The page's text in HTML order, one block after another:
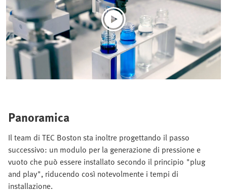
Panoramica
Il team di TEC Boston sta inoltre progettando il passo
successivo: un modulo per la generazione di pressione e
vuoto che può essere installato secondo il principio "plug
and play", riducendo così notevolmente i tempi di
installazione.